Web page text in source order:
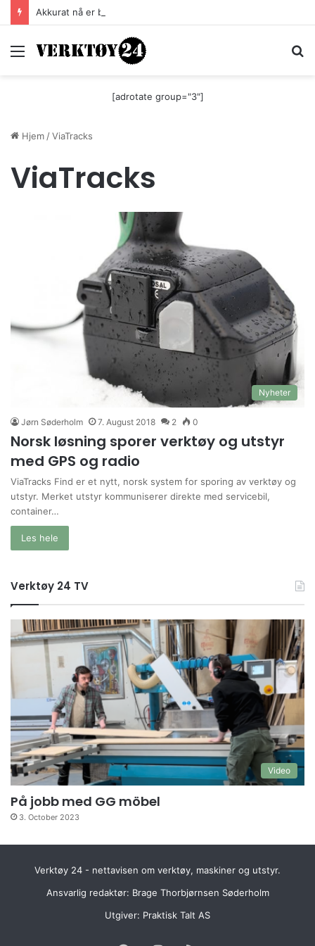
Akkurat nå er batteri-bordsaga til Festool billigere
Meny
[adrotate group="3"]
Hjem /ViaTracks
ViaTracks
Nyheter
Jørn Søderholm 7. August 2018 2 0
Norsk løsning sporer verktøy og utstyr
med GPS og radio
ViaTracks Find er et nytt, norsk system for sporing av verktøy og
utstyr. Merket utstyr kommuniserer direkte med servicebil,
container…
Les hele
Verktøy 24 TV
Video
På jobb med GG möbel
3. October 2023
Verktøy 24 - nettavisen om verktøy, maskiner og utstyr.
Ansvarlig redaktør: Brage Thorbjørnsen Søderholm
Utgiver: Praktisk Talt AS